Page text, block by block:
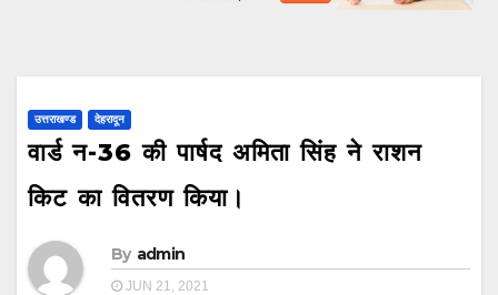
उत्तराखण्ड देहरादून
वार्ड न-36 की पार्षद अमिता सिंह ने राशन
किट का वितरण किया।
By admin
JUN 21, 2021